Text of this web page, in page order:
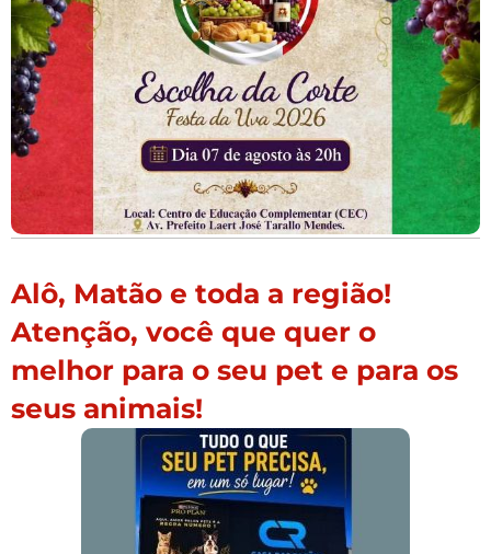
Alô, Matão e toda a região!
Atenção, você que quer o
melhor para o seu pet e para os
seus animais!